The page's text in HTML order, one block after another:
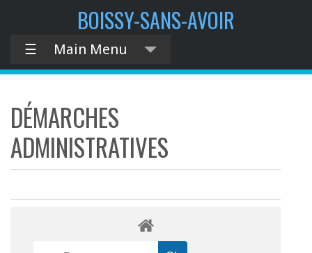
BOISSY-SANS-AVOIR
☰ Main Menu
DÉMARCHES
ADMINISTRATIVES